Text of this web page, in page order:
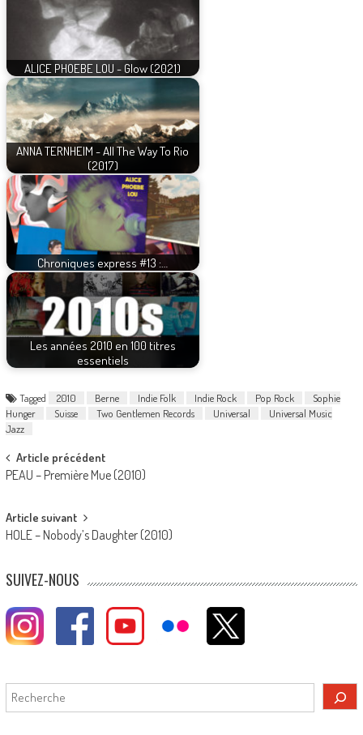
ALICE PHOEBE LOU - Glow (2021)
ANNA TERNHEIM - All The Way To Rio
(2017)
Chroniques express #13 :…
Les années 2010 en 100 titres
essentiels
Tagged 2010 Berne Indie Folk Indie Rock Pop Rock
Sophie
Hunger
Suisse Two Gentlemen Records Universal
Universal Music
Jazz
Post
navigation
Article précédent
PEAU – Première Mue (2010)
Article suivant
HOLE – Nobody’s Daughter (2010)
SUIVEZ-NOUS
Rechercher